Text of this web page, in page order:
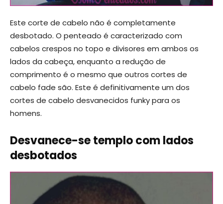
Este corte de cabelo não é completamente
desbotado. O penteado é caracterizado com
cabelos crespos no topo e divisores em ambos os
lados da cabeça, enquanto a redução de
comprimento é o mesmo que outros cortes de
cabelo fade são. Este é definitivamente um dos
cortes de cabelo desvanecidos funky para os
homens.
Desvanece-se templo com lados
desbotados